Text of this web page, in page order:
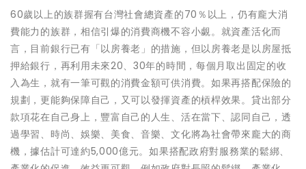
60歲以上的族群握有台灣社會總資產的70％以上，仍有龐大消
費能力的族群，相信引爆的消費商機不容小覷。就資產活化而
言，目前銀行已有「以房養老」的措施，但以房養老是以房屋抵
押給銀行，再利用未來20、30年的時間，每個月取出固定的收
入為生，就有一筆可觀的消費金額可供消費。如果再搭配保險的
規劃，更能夠保障自己，又可以發揮資產的槓桿效果。貸出部分
款項花在自己身上，豐富自己的人生、活在當下、認同自己，透
過學習、時尚、娛樂、美食、音樂、文化將為社會帶來龐大的商
機，據估計可達約5,000億元。如果搭配政府對服務業的鬆綁、